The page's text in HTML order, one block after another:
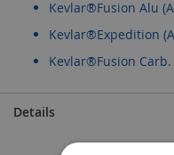
Kevlar®Fusion Alu
Kevlar®Expedition
Kevlar®Fusion Carb.
Details